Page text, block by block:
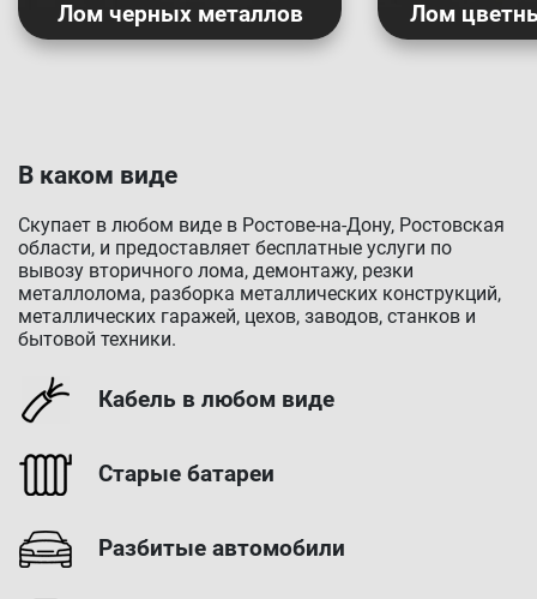
Лом черных металлов Лом
В каком виде
Скупает в любом виде в Ростове-на-Дону, Ростовская
области, и предоставляет бесплатные услуги по
вывозу вторичного лома, демонтажу, резки
металлолома, разборка металлических конструкций,
металлических гаражей, цехов, заводов, станков и
бытовой техники.
Кабель в любом виде
Старые батареи
Разбитые автомобили